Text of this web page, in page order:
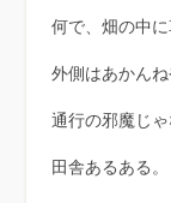
何で、畑の中に
外側はあかんね
通行の邪魔じ
田舎あるある。